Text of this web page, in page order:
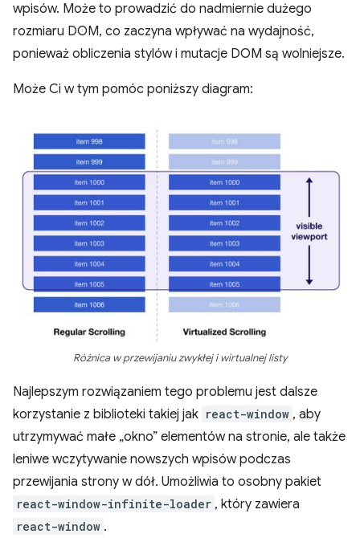
wpisów. Może to prowadzić do nadmiernie dużego
rozmiaru DOM, co zaczyna wpływać na wydajność,
ponieważ obliczenia stylów i mutacje DOM są wolniejsze.
Może Ci w tym pomóc poniższy diagram:
Różnica w przewijaniu zwykłej i wirtualnej listy
Najlepszym rozwiązaniem tego problemu jest dalsze
korzystanie z biblioteki takiej jak react-window , aby
utrzymywać małe „okno” elementów na stronie, ale także
leniwe wczytywanie nowszych wpisów podczas
przewijania strony w dół. Umożliwia to osobny pakiet
react-window-infinite-loader , który zawiera
react-window .